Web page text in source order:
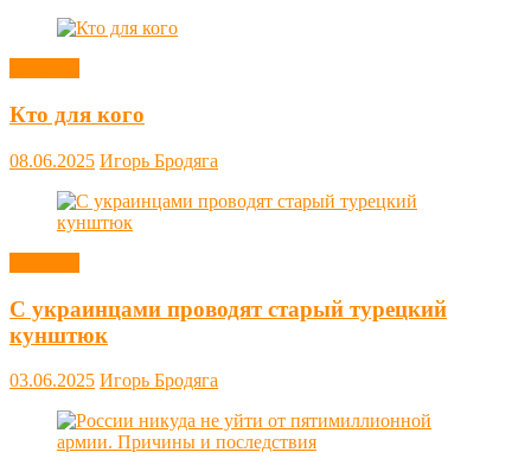
Кто для кого
08.06.2025 Игорь Бродяга
С украинцами проводят старый турецкий
кунштюк
03.06.2025 Игорь Бродяга